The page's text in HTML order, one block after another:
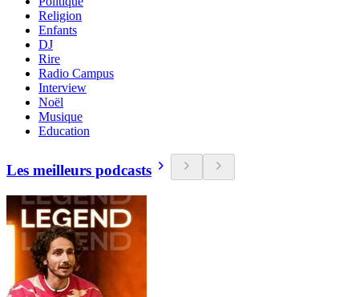
Religion
Enfants
DJ
Rire
Radio Campus
Interview
Noël
Musique
Education
Les meilleurs podcasts